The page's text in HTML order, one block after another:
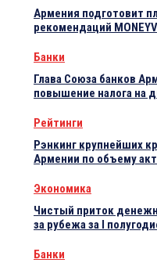
Армения подготовит
рекомендаций
Банки
Глава Союза банков
повышение налога на
Рейтинги
Рэнкинг крупнейших
Армении по объему
Экономика
Чистый приток
за рубежа за I
Банки